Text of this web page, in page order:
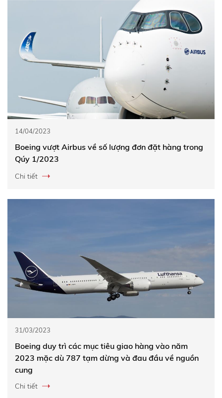
14/04/2023
Boeing vượt Airbus về số lượng đơn đặt hàng trong
Qúy 1/2023
Chi tiết
31/03/2023
Boeing duy trì các mục tiêu giao hàng vào năm
2023 mặc dù 787 tạm dừng và đau đầu về nguồn
cung
Chi tiết